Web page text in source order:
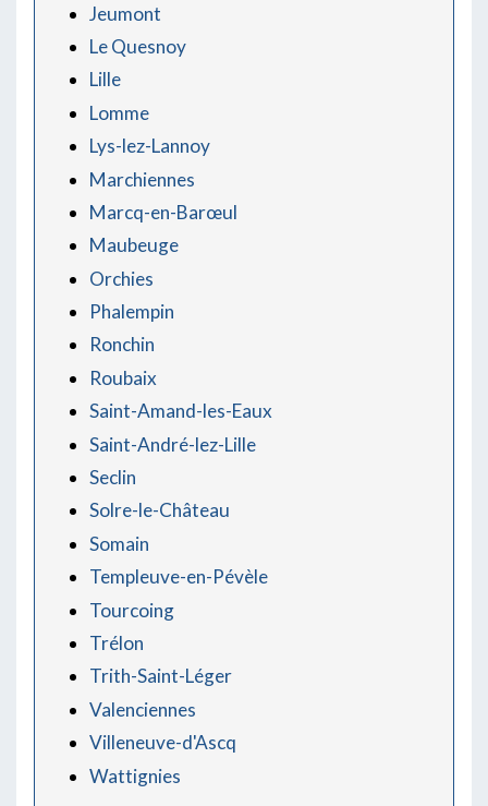
Jeumont
Le Quesnoy
Lille
Lomme
Lys-lez-Lannoy
Marchiennes
Marcq-en-Barœul
Maubeuge
Orchies
Phalempin
Ronchin
Roubaix
Saint-Amand-les-Eaux
Saint-André-lez-Lille
Seclin
Solre-le-Château
Somain
Templeuve-en-Pévèle
Tourcoing
Trélon
Trith-Saint-Léger
Valenciennes
Villeneuve-d'Ascq
Wattignies